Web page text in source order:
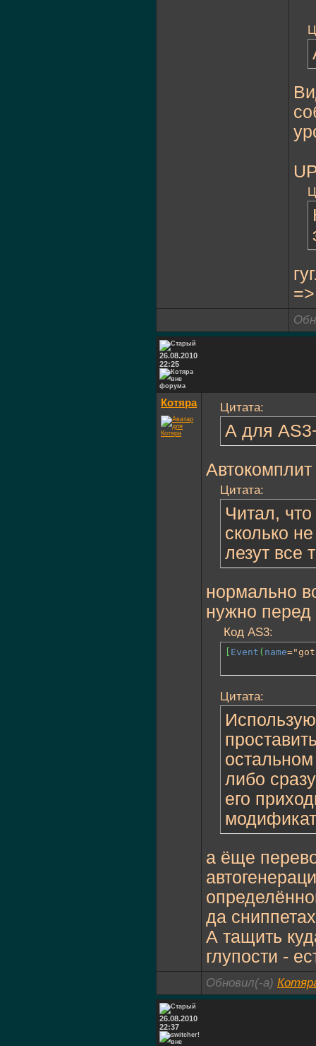
26.08.2010
22:25
Котяра Цитата:
А для
Цитата:
Читал,
сколько
лезут все
нормально
нужно перед
Код AS3:
Event ( name
Цитата:
либо
его
а ёще
да
А тащить
глупости -
Обновил(-а)
26.08.2010
22:37